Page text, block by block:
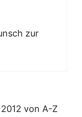
zur
von A-Z